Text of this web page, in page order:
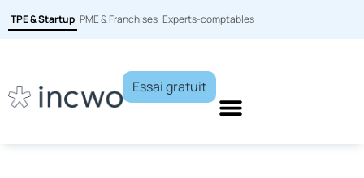
TPE & Startup PME & Franchises Experts-comptables
Essai gratuit